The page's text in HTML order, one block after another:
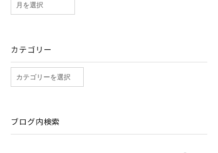
カテゴリー
ブログ内検索